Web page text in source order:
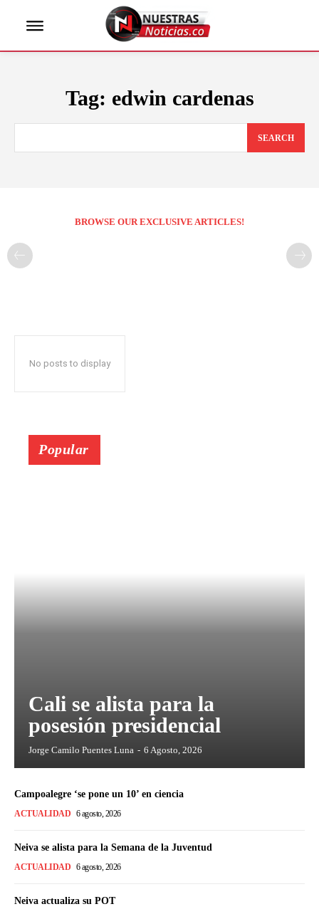
Tag: edwin cardenas
SEARCH
BROWSE OUR EXCLUSIVE ARTICLES!
No posts to display
Popular
Cali se alista para la
posesión presidencial
Jorge Camilo Puentes Luna - 6 Agosto, 2026
Campoalegre ‘se pone un 10’ en ciencia
ACTUALIDAD 6 agosto, 2026
Neiva se alista para la Semana de la Juventud
ACTUALIDAD 6 agosto, 2026
Neiva actualiza su POT